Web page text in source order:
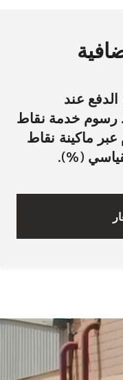
عند
رسوم خدمة نقاط
عبر ماكينة نقاط
(%).